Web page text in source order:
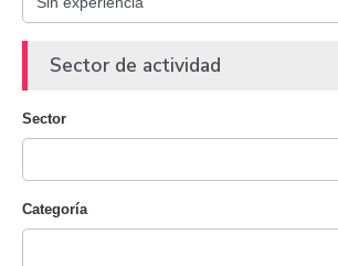
Sector de actividad
Sector
Categoría